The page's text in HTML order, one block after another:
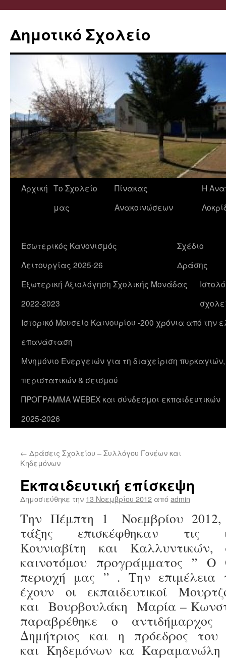
Δημοτικό Σχολείο
Μετάβαση
Αρχική Το Σχολείο
μας
Πίνακας
Ανακοινώσεων
Η
Εσωτερικός Κανονισμός
Λειτουργίας 2025-26
Σχέδιο
Δράσης
Εξωτερική Αξιολόγηση Σχολικής Μονάδας
2022-2023
Ιστορικό Μουσείο Καινουρίου -200 χρόνια από την
επανάσταση
Μνημόνιο Ενεργειών για τη διαχείριση
περιστατικών & σεισμού
ΠΡΟΓΡΑΜΜΑ WEBEX και σύνδεσμοι εκπαιδευτικών
2025-2026
← Δράσεις Σχολείου – Συλλόγου Γονέων και
Κηδεμόνων
Εκπαιδευτική επίσκεψη
Δημοσιεύθηκε την 13 Νοεμβρίου 2012 απόadmin
Την Πέμπτη 1 Νοεμβρίου 2012,
τάξης επισκέφθηκαν τις
Κουνιαβίτη και
καινοτόμου προγράμματος ” Ο
περιοχή μας ” . Την
έχουν οι εκπαιδευτικοί
και Βουρβουλάκη Μαρία –
παραβρέθηκε ο
Δημήτριος και η πρόεδρος
και Κηδεμόνων κα